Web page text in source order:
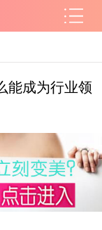
能成为行业领